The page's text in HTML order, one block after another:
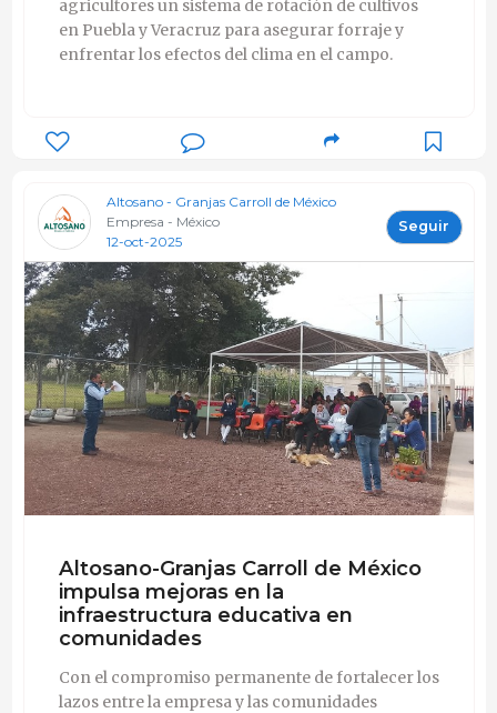
agricultores un sistema de rotación de cultivos
en Puebla y Veracruz para asegurar forraje y
enfrentar los efectos del clima en el campo.
Altosano - Granjas Carroll de México
Empresa - México
12-oct-2025
Seguir
Altosano-Granjas Carroll de México
impulsa mejoras en la
infraestructura educativa en
comunidades
Con el compromiso permanente de fortalecer los
lazos entre la empresa y las comunidades